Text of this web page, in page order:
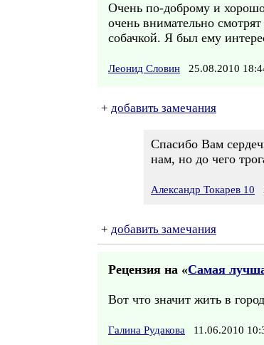
Очень по-доброму и
очень внимательно
собачкой. Я был ему
Леонид Словин 25.08.2010
+ добавить замечания
Спасибо Вам
нам, но до чего
Александр Токарев 10
+ добавить замечания
Рецензия на «Самая
Вот что значит жить в
Галина Рудакова 11.06.2010